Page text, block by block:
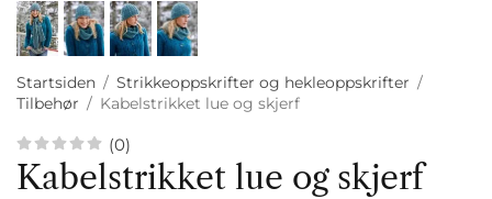
Startsiden / Strikkeoppskrifter og hekleoppskrifter /
Tilbehør / Kabelstrikket lue og skjerf
(0)
Kabelstrikket lue og skjerf